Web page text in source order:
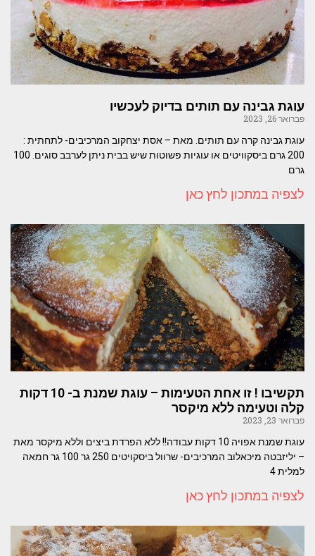
עוגת גבינה עם תותים בדיוק לעכשיו
פברואר 26, 2023
עוגת גבינה קרה עם תותים. מאת – אסת יצחקוב המרכיבים- לתחתית :
200 גרם ביסקוויטים או עוגיות פשוטות שיש בבית ניתן לערבב סוגים. 100
גרם
לצפיה במתכון לחץ כאן
תקשיבו ! זו אחת הטעימות – עוגת שמנת ב- 10 דקות
קלה וטעימה ללא מיקסר
פברואר 23, 2023
עוגת שמנת אפויה 10 דקות עבודה!! ללא הפרדת ביצים וללא מיקסר מאת
– יליזבטה מיכאלוב המרכיבים- שרוול ביסקויטים 250 גר 100 גר חמאה
למלית 4
לצפיה במתכון לחץ כאן